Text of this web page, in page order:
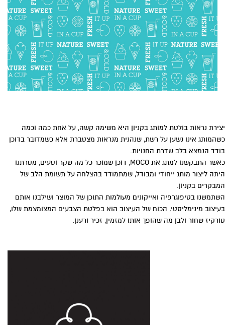
יצירת נראות בולטת למותג בקניון היא משימה קשה, על אחת כמה וכמה
כשהמותג אינו נשען על רשת, שנהנית מנראות מצטברת אלא כשמדובר בדוכן
בודד הנמצא בלב שדרת החנויות.
כאשר התבקשנו למתג את MOCO, דוכן שמוכר כל מה שקר וטעים, מטרתנו
היתה ליצור מותג ייחודי ומבודל, שמתמודד בהצלחה על תשומת הלב של
המבקרים בקניון.
השתמשנו בטיפוגרפיה ואייקונים מעולמות התוכן של המוצר ושילבנו אותם
בעיצוב מינימליסטי, הכוח של העיצוב הוא בפלטת הצבעים המצומצמת שלו,
טורקיז שחור ולבן מה שהופך אותו למזמין, זכיר ורענן.